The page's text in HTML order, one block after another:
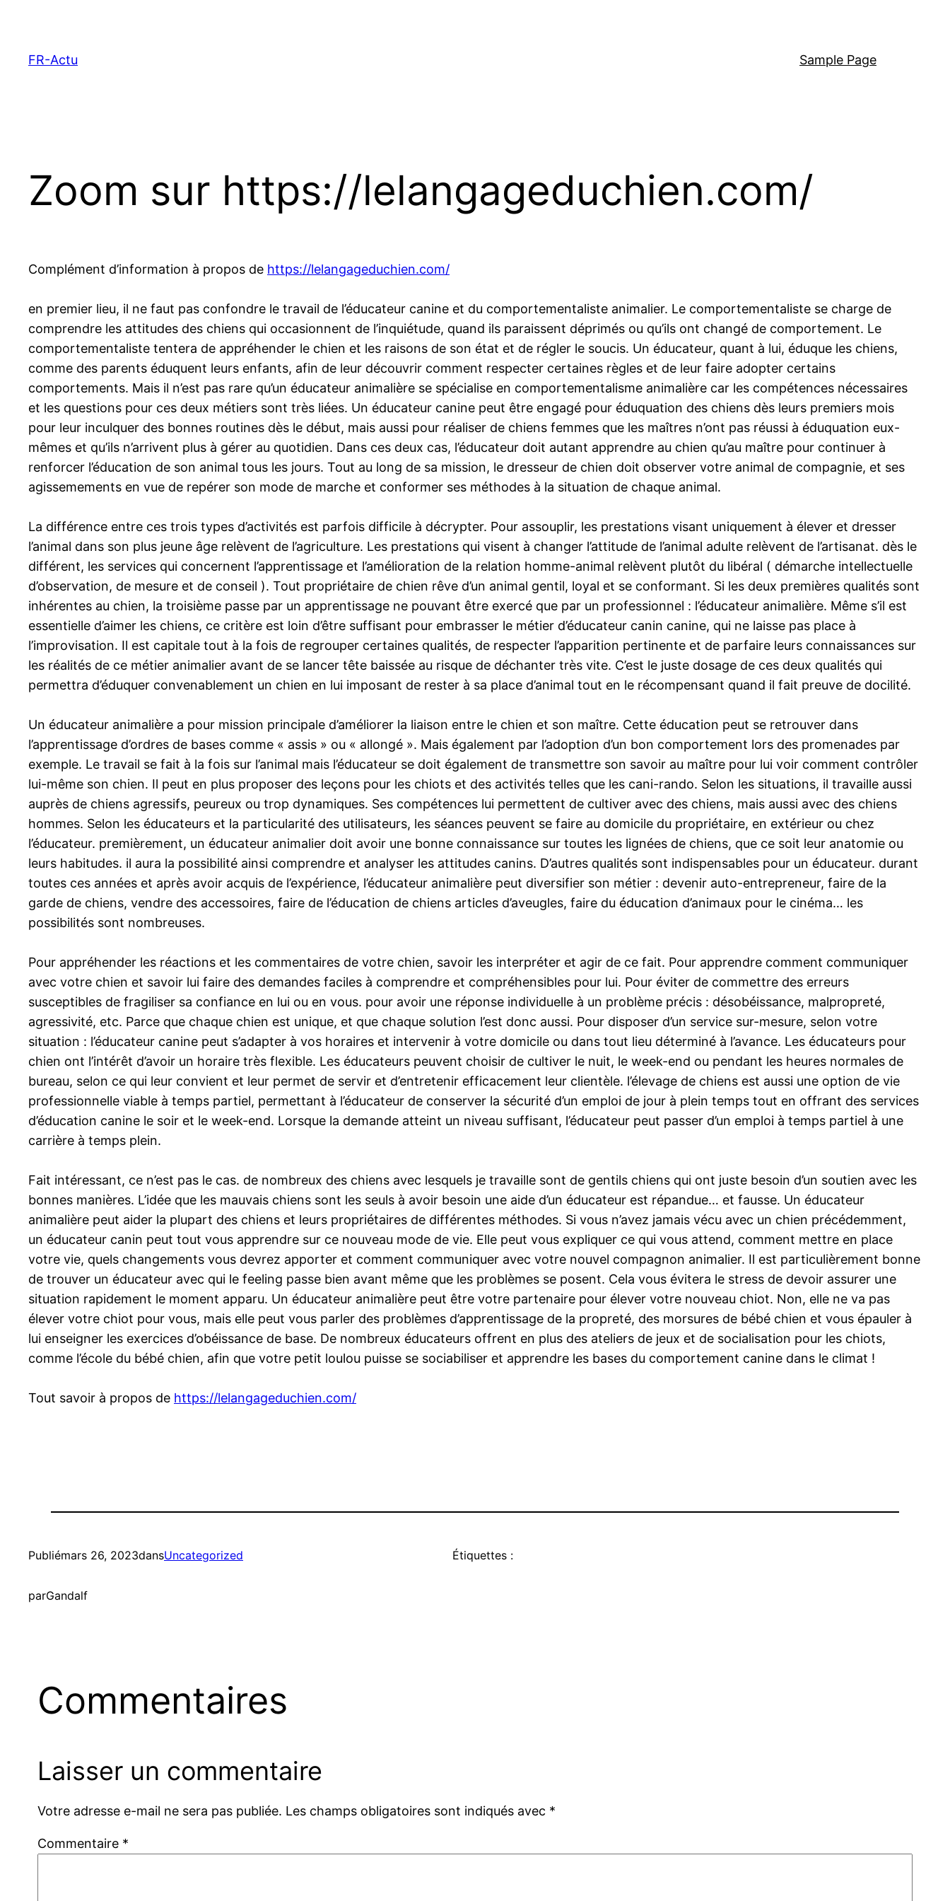
contenu
FR-Actu Sample Page
Zoom sur https://lelangageduchien.com/
Complément d’information à propos de https://lelangageduchien.com/
en premier lieu, il ne faut pas confondre le travail de l’éducateur canine et du comportementaliste animalier. Le comportementaliste se charge de
comprendre les attitudes des chiens qui occasionnent de l’inquiétude, quand ils paraissent déprimés ou qu’ils ont changé de comportement. Le
comportementaliste tentera de appréhender le chien et les raisons de son état et de régler le soucis. Un éducateur, quant à lui, éduque les chiens,
comme des parents éduquent leurs enfants, afin de leur découvrir comment respecter certaines règles et de leur faire adopter certains
comportements. Mais il n’est pas rare qu’un éducateur animalière se spécialise en comportementalisme animalière car les compétences nécessaires
et les questions pour ces deux métiers sont très liées. Un éducateur canine peut être engagé pour éduquation des chiens dès leurs premiers mois
pour leur inculquer des bonnes routines dès le début, mais aussi pour réaliser de chiens femmes que les maîtres n’ont pas réussi à éduquation eux-
mêmes et qu’ils n’arrivent plus à gérer au quotidien. Dans ces deux cas, l’éducateur doit autant apprendre au chien qu’au maître pour continuer à
renforcer l’éducation de son animal tous les jours. Tout au long de sa mission, le dresseur de chien doit observer votre animal de compagnie, et ses
agissemements en vue de repérer son mode de marche et conformer ses méthodes à la situation de chaque animal.
La différence entre ces trois types d’activités est parfois difficile à décrypter. Pour assouplir, les prestations visant uniquement à élever et dresser
l’animal dans son plus jeune âge relèvent de l’agriculture. Les prestations qui visent à changer l’attitude de l’animal adulte relèvent de l’artisanat. dès le
différent, les services qui concernent l’apprentissage et l’amélioration de la relation homme-animal relèvent plutôt du libéral ( démarche intellectuelle
d’observation, de mesure et de conseil ). Tout propriétaire de chien rêve d’un animal gentil, loyal et se conformant. Si les deux premières qualités sont
inhérentes au chien, la troisième passe par un apprentissage ne pouvant être exercé que par un professionnel : l’éducateur animalière. Même s’il est
essentielle d’aimer les chiens, ce critère est loin d’être suffisant pour embrasser le métier d’éducateur canin canine, qui ne laisse pas place à
l’improvisation. Il est capitale tout à la fois de regrouper certaines qualités, de respecter l’apparition pertinente et de parfaire leurs connaissances sur
les réalités de ce métier animalier avant de se lancer tête baissée au risque de déchanter très vite. C’est le juste dosage de ces deux qualités qui
permettra d’éduquer convenablement un chien en lui imposant de rester à sa place d’animal tout en le récompensant quand il fait preuve de docilité.
Un éducateur animalière a pour mission principale d’améliorer la liaison entre le chien et son maître. Cette éducation peut se retrouver dans
l’apprentissage d’ordres de bases comme « assis » ou « allongé ». Mais également par l’adoption d’un bon comportement lors des promenades par
exemple. Le travail se fait à la fois sur l’animal mais l’éducateur se doit également de transmettre son savoir au maître pour lui voir comment contrôler
lui-même son chien. Il peut en plus proposer des leçons pour les chiots et des activités telles que les cani-rando. Selon les situations, il travaille aussi
auprès de chiens agressifs, peureux ou trop dynamiques. Ses compétences lui permettent de cultiver avec des chiens, mais aussi avec des chiens
hommes. Selon les éducateurs et la particularité des utilisateurs, les séances peuvent se faire au domicile du propriétaire, en extérieur ou chez
l’éducateur. premièrement, un éducateur animalier doit avoir une bonne connaissance sur toutes les lignées de chiens, que ce soit leur anatomie ou
leurs habitudes. il aura la possibilité ainsi comprendre et analyser les attitudes canins. D’autres qualités sont indispensables pour un éducateur. durant
toutes ces années et après avoir acquis de l’expérience, l’éducateur animalière peut diversifier son métier : devenir auto-entrepreneur, faire de la
garde de chiens, vendre des accessoires, faire de l’éducation de chiens articles d’aveugles, faire du éducation d’animaux pour le cinéma… les
possibilités sont nombreuses.
Pour appréhender les réactions et les commentaires de votre chien, savoir les interpréter et agir de ce fait. Pour apprendre comment communiquer
avec votre chien et savoir lui faire des demandes faciles à comprendre et compréhensibles pour lui. Pour éviter de commettre des erreurs
susceptibles de fragiliser sa confiance en lui ou en vous. pour avoir une réponse individuelle à un problème précis : désobéissance, malpropreté,
agressivité, etc. Parce que chaque chien est unique, et que chaque solution l’est donc aussi. Pour disposer d’un service sur-mesure, selon votre
situation : l’éducateur canine peut s’adapter à vos horaires et intervenir à votre domicile ou dans tout lieu déterminé à l’avance. Les éducateurs pour
chien ont l’intérêt d’avoir un horaire très flexible. Les éducateurs peuvent choisir de cultiver le nuit, le week-end ou pendant les heures normales de
bureau, selon ce qui leur convient et leur permet de servir et d’entretenir efficacement leur clientèle. l’élevage de chiens est aussi une option de vie
professionnelle viable à temps partiel, permettant à l’éducateur de conserver la sécurité d’un emploi de jour à plein temps tout en offrant des services
d’éducation canine le soir et le week-end. Lorsque la demande atteint un niveau suffisant, l’éducateur peut passer d’un emploi à temps partiel à une
carrière à temps plein.
Fait intéressant, ce n’est pas le cas. de nombreux des chiens avec lesquels je travaille sont de gentils chiens qui ont juste besoin d’un soutien avec les
bonnes manières. L’idée que les mauvais chiens sont les seuls à avoir besoin une aide d’un éducateur est répandue… et fausse. Un éducateur
animalière peut aider la plupart des chiens et leurs propriétaires de différentes méthodes. Si vous n’avez jamais vécu avec un chien précédemment,
un éducateur canin peut tout vous apprendre sur ce nouveau mode de vie. Elle peut vous expliquer ce qui vous attend, comment mettre en place
votre vie, quels changements vous devrez apporter et comment communiquer avec votre nouvel compagnon animalier. Il est particulièrement bonne
de trouver un éducateur avec qui le feeling passe bien avant même que les problèmes se posent. Cela vous évitera le stress de devoir assurer une
situation rapidement le moment apparu. Un éducateur animalière peut être votre partenaire pour élever votre nouveau chiot. Non, elle ne va pas
élever votre chiot pour vous, mais elle peut vous parler des problèmes d’apprentissage de la propreté, des morsures de bébé chien et vous épauler à
lui enseigner les exercices d’obéissance de base. De nombreux éducateurs offrent en plus des ateliers de jeux et de socialisation pour les chiots,
comme l’école du bébé chien, afin que votre petit loulou puisse se sociabiliser et apprendre les bases du comportement canine dans le climat !
Tout savoir à propos de https://lelangageduchien.com/
Publiémars 26, 2023dansUncategorized
parGandalf
Étiquettes :
Commentaires
Laisser un commentaire
Votre adresse e-mail ne sera pas publiée. Les champs obligatoires sont indiqués avec *
Commentaire *